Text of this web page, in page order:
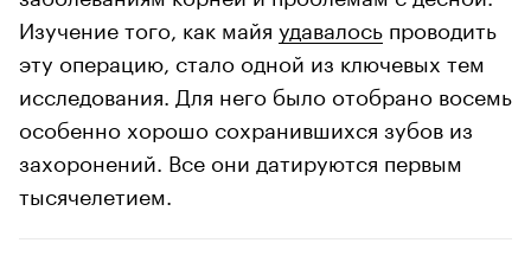
Изучение того, как майя удавалось проводить
эту операцию, стало одной из ключевых тем
исследования. Для него было отобрано восемь
особенно хорошо сохранившихся зубов из
захоронений. Все они датируются первым
тысячелетием.